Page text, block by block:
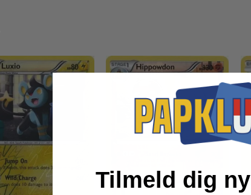
Tilmeld dig